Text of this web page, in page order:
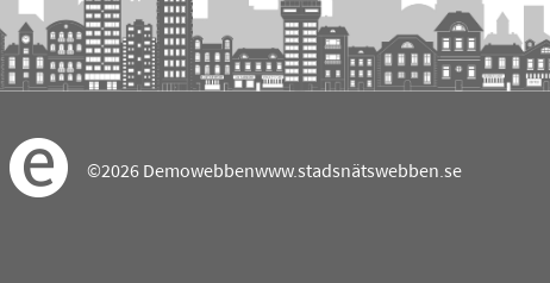
©2026 Demowebbenwww.stadsnätswebben.se